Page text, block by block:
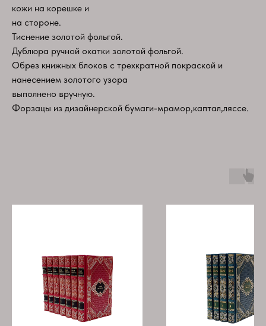
кожи на корешке и
на стороне.
Тиснение золотой фольгой.
Дублюра ручной окатки золотой фольгой.
Обрез книжных блоков с трехкратной покраской и
нанесением золотого узора
выполнено вручную.
Форзацы из дизайнерской бумаги-мрамор,каптал,ляссе.